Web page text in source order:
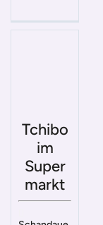
Tchibo
im
Super
markt